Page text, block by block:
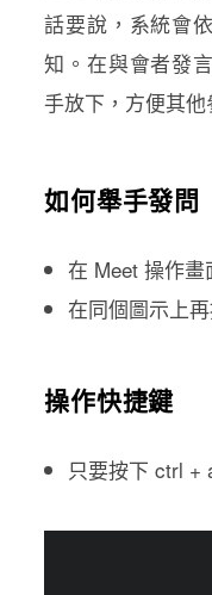
話要說，系統會
知。在與會者發
手放下，方便其他
如何舉手發問
在 Meet 操作畫
在同個圖示上
操作快捷鍵
只要按下 ctrl +